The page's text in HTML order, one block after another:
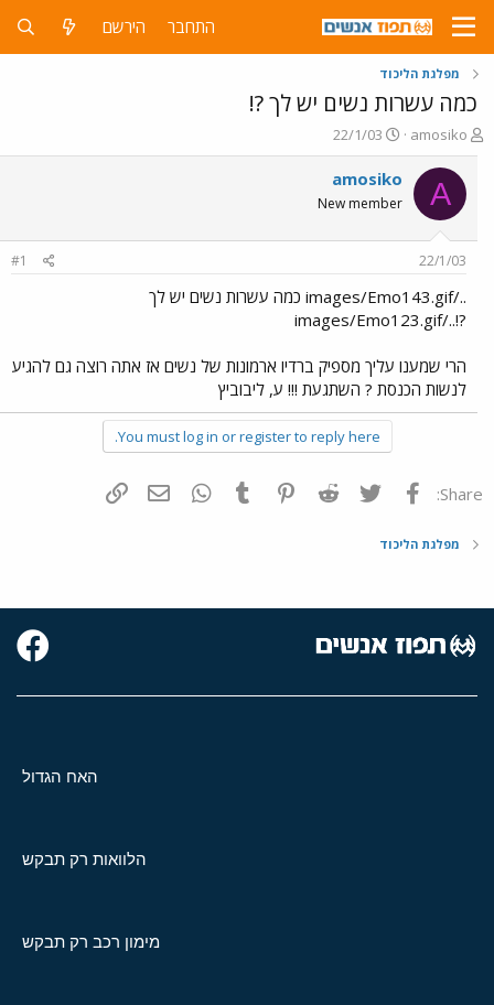
התחבר הירשם
מפלגת הליכוד
כמה עשרות נשים יש לך ?!
פ
ו
ת
ח
ה
ש
amosiko
פ
ו
ר
ס
ם
ר
ך
22/1/03
A
amosiko
New member
22/1/03
#1
../images/Emo143.gif כמה עשרות נשים יש לך
?!../images/Emo123.gif
הרי שמענו עליך מספיק ברדיו ארמונות של נשים אז אתה רוצה גם להגיע
לנשות הכנסת ? השתגעת !!! ע, ליבוביץ
You must log in or register to reply here.
Share: פייסבוק Twitter
Reddit
Pinterest
Tumblr
WhatsAppדואר אלקטרוני
מפלגת הליכוד
האח הגדול
הלוואות רק תבקש
מימון רכב רק תבקש